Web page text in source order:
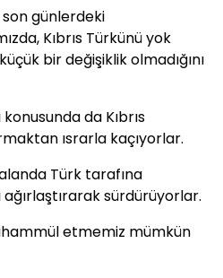
son günlerdeki
Kıbrıs Türkünü yok
bir değişiklik olmadığını
da Kıbrıs
ısrarla kaçıyorlar.
Türk tarafına
sürdürüyorlar.
etmemiz mümkün